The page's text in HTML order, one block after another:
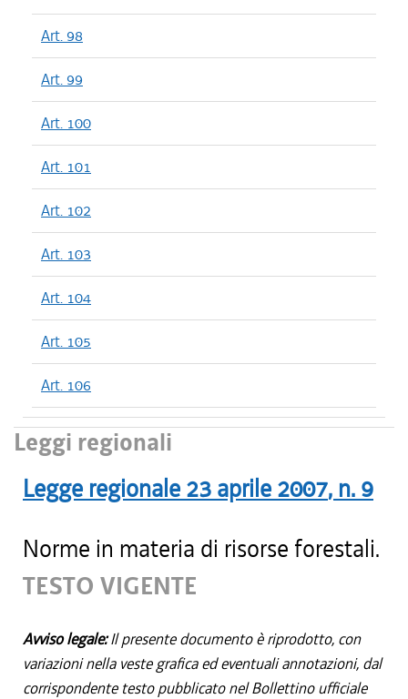
Art. 98
Art. 99
Art. 100
Art. 101
Art. 102
Art. 103
Art. 104
Art. 105
Art. 106
Leggi regionali
Legge regionale 23 aprile 2007, n. 9
Norme in materia di risorse forestali.
TESTO VIGENTE
Avviso legale:Il presente documento è riprodotto, con
variazioni nella veste grafica ed eventuali annotazioni, dal
corrispondente testo pubblicato nel Bollettino ufficiale